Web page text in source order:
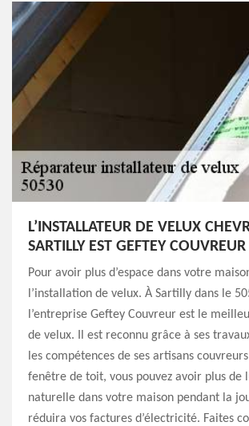
L’INSTALLATEUR DE VELUX
SARTILLY EST GEFTEY COUVREUR
Pour avoir plus d’espace dans votre
l’installation de velux. À Sartilly dans le
l’entreprise Geftey Couvreur est le
de velux. Il est reconnu grâce à ses
les compétences de ses artisans
fenêtre de toit, vous pouvez avoir plus de
naturelle dans votre maison pendant la
réduira vos factures d’électricité. Faites